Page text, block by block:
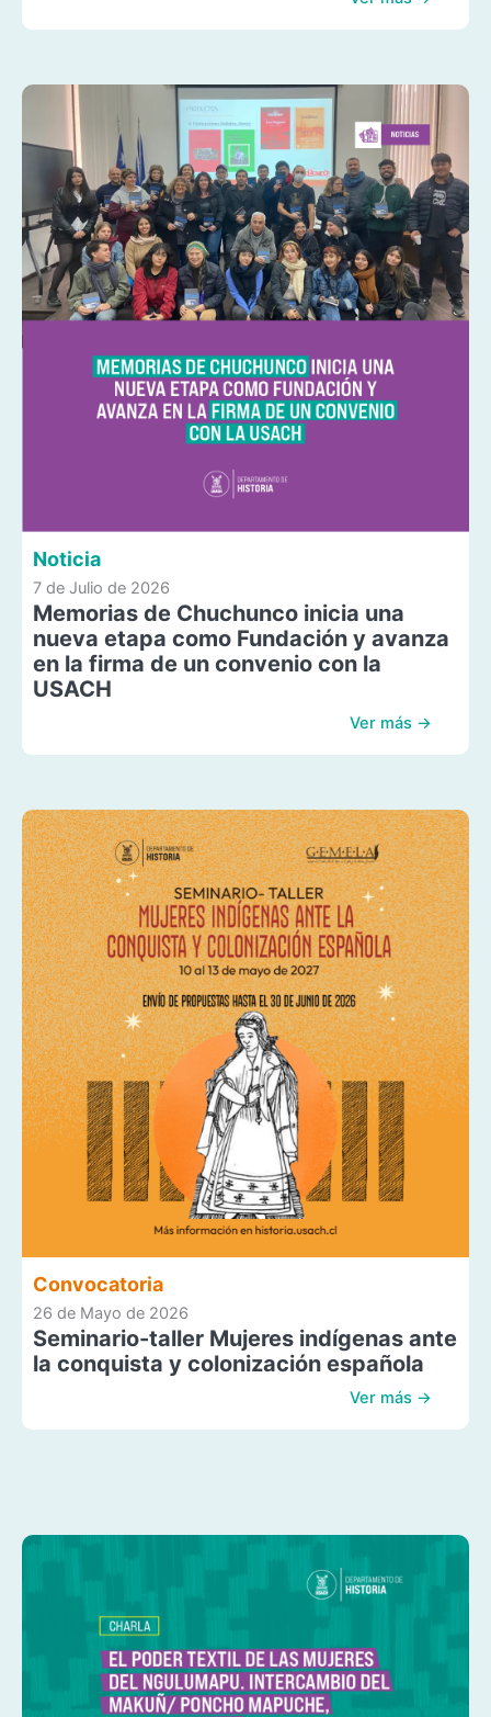
Noticia
7 de Julio de 2026
Memorias de Chuchunco inicia una
nueva etapa como Fundación y avanza
en la firma de un convenio con la
USACH
Ver más →
Convocatoria
26 de Mayo de 2026
Seminario-taller Mujeres indígenas ante
la conquista y colonización española
Ver más →